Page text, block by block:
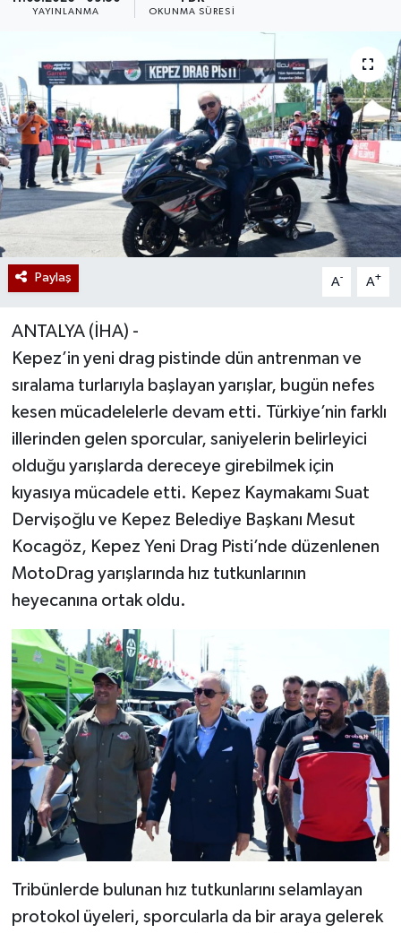
YAYINLANMA OKUNMA SÜRESI
Paylaş A- A+
ANTALYA (İHA) -
Kepez’in yeni drag pistinde dün antrenman ve
sıralama turlarıyla başlayan yarışlar, bugün nefes
kesen mücadelelerle devam etti. Türkiye’nin farklı
illerinden gelen sporcular, saniyelerin belirleyici
olduğu yarışlarda dereceye girebilmek için
kıyasıya mücadele etti. Kepez Kaymakamı Suat
Dervişoğlu ve Kepez Belediye Başkanı Mesut
Kocagöz, Kepez Yeni Drag Pisti’nde düzenlenen
MotoDrag yarışlarında hız tutkunlarının
heyecanına ortak oldu.
Tribünlerde bulunan hız tutkunlarını selamlayan
protokol üyeleri, sporcularla da bir araya gelerek